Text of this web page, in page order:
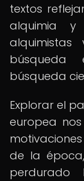
textos
alquimia
búsqueda
búsqueda
Explorar el
europea
de la